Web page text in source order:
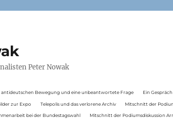
Peter Nowak
antideutschen Bewegung und eine unbeantwortete Frage Ein
zur Expo Telepolis und das verlorene Archiv Mitschnitt der
bei der Bundestagswahl Mitschnitt der Podiumsdiskussion